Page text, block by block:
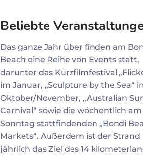
Beliebte
Das ganze Jahr über finden am
Beach eine Reihe von Events statt,
darunter das Kurzfilmfestival
im Januar, „Sculpture by the Sea“
Oktober/November, „Australian
Carnival“ sowie die wöchentlich am
Sonntag stattfindenden „Bondi
Markets“. Außerdem ist der Strand
jährlich das Ziel des 14